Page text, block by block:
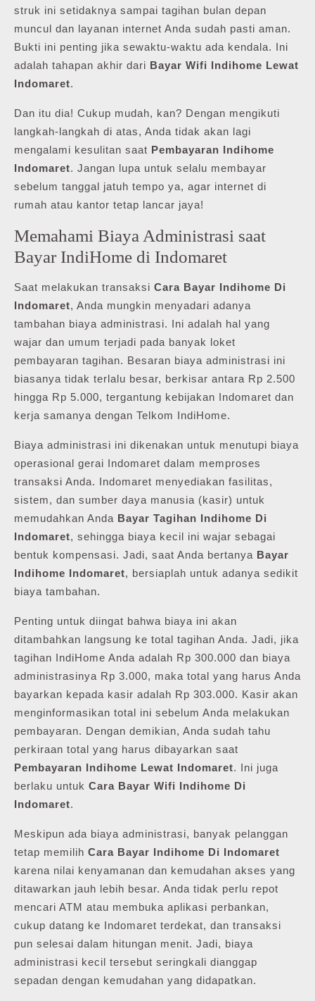
struk ini setidaknya sampai tagihan bulan depan
muncul dan layanan internet Anda sudah pasti aman.
Bukti ini penting jika sewaktu-waktu ada kendala. Ini
adalah tahapan akhir dari Bayar Wifi Indihome Lewat
Indomaret.
Dan itu dia! Cukup mudah, kan? Dengan mengikuti
langkah-langkah di atas, Anda tidak akan lagi
mengalami kesulitan saat Pembayaran Indihome
Indomaret. Jangan lupa untuk selalu membayar
sebelum tanggal jatuh tempo ya, agar internet di
rumah atau kantor tetap lancar jaya!
Memahami Biaya Administrasi saat
Bayar IndiHome di Indomaret
Saat melakukan transaksi Cara Bayar Indihome Di
Indomaret, Anda mungkin menyadari adanya
tambahan biaya administrasi. Ini adalah hal yang
wajar dan umum terjadi pada banyak loket
pembayaran tagihan. Besaran biaya administrasi ini
biasanya tidak terlalu besar, berkisar antara Rp 2.500
hingga Rp 5.000, tergantung kebijakan Indomaret dan
kerja samanya dengan Telkom IndiHome.
Biaya administrasi ini dikenakan untuk menutupi biaya
operasional gerai Indomaret dalam memproses
transaksi Anda. Indomaret menyediakan fasilitas,
sistem, dan sumber daya manusia (kasir) untuk
memudahkan Anda Bayar Tagihan Indihome Di
Indomaret, sehingga biaya kecil ini wajar sebagai
bentuk kompensasi. Jadi, saat Anda bertanya Bayar
Indihome Indomaret, bersiaplah untuk adanya sedikit
biaya tambahan.
Penting untuk diingat bahwa biaya ini akan
ditambahkan langsung ke total tagihan Anda. Jadi, jika
tagihan IndiHome Anda adalah Rp 300.000 dan biaya
administrasinya Rp 3.000, maka total yang harus Anda
bayarkan kepada kasir adalah Rp 303.000. Kasir akan
menginformasikan total ini sebelum Anda melakukan
pembayaran. Dengan demikian, Anda sudah tahu
perkiraan total yang harus dibayarkan saat
Pembayaran Indihome Lewat Indomaret. Ini juga
berlaku untuk Cara Bayar Wifi Indihome Di
Indomaret.
Meskipun ada biaya administrasi, banyak pelanggan
tetap memilih Cara Bayar Indihome Di Indomaret
karena nilai kenyamanan dan kemudahan akses yang
ditawarkan jauh lebih besar. Anda tidak perlu repot
mencari ATM atau membuka aplikasi perbankan,
cukup datang ke Indomaret terdekat, dan transaksi
pun selesai dalam hitungan menit. Jadi, biaya
administrasi kecil tersebut seringkali dianggap
sepadan dengan kemudahan yang didapatkan.